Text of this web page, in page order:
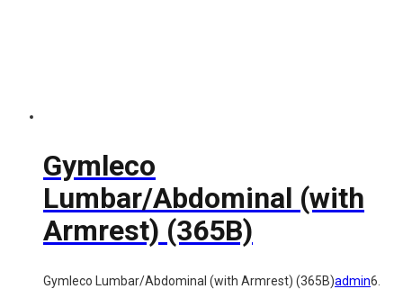
Gymleco
Lumbar/Abdominal (with
Armrest) (365B)
Gymleco Lumbar/Abdominal (with Armrest) (365B)admin6.